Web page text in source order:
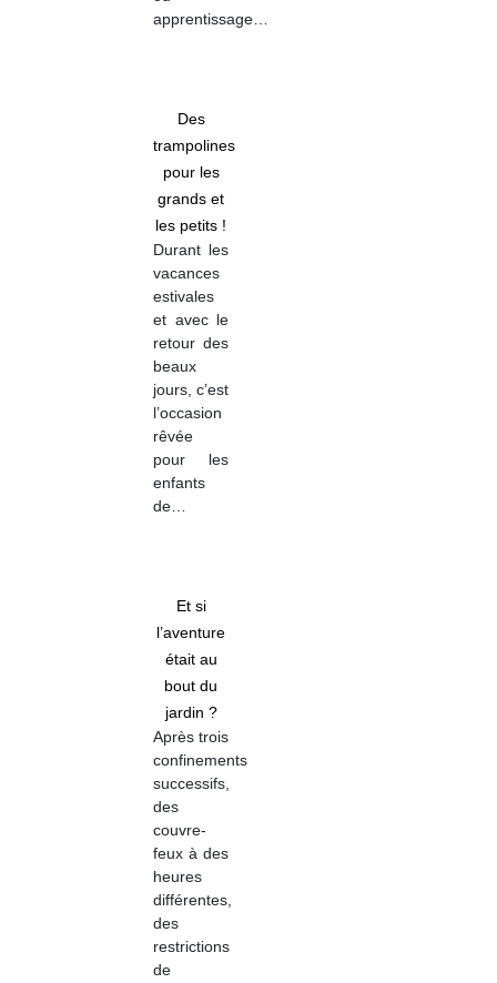
apprentissage…
Des
trampolines
pour les
grands et
les petits !
Durant les
vacances
estivales
et avec le
retour des
beaux
jours, c’est
l’occasion
rêvée
pour les
enfants
de…
Et si
l’aventure
était au
bout du
jardin ?
Après trois
confinements
successifs,
des
couvre-
feux à des
heures
différentes,
des
restrictions
de